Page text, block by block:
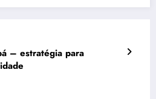
– estratégia para